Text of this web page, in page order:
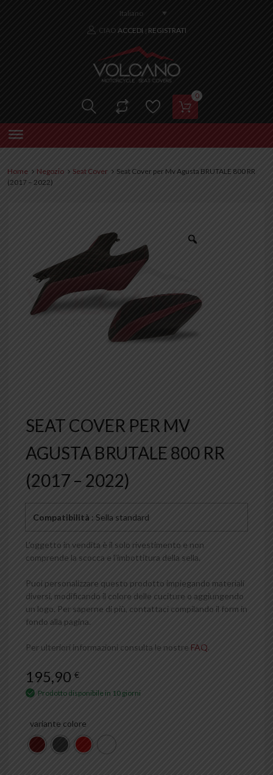
Italiano
CIAO ACCEDI | REGISTRATI
0
Home Negozio Seat Cover
Seat Cover per Mv Agusta BRUTALE 800 RR
(2017 – 2022)
SEAT COVER PER MV
AGUSTA BRUTALE 800 RR
(2017 – 2022)
Compatibilità : Sella standard
L’oggetto in vendita è il solo rivestimento e non
comprende la scocca e l’imbottitura della sella.
Puoi personalizzare questo prodotto impiegando materiali
diversi, modificando il colore delle cuciture o aggiungendo
un logo. Per saperne di più, contattaci compilando il form in
fondo alla pagina.
Per ulteriori informazioni consulta le nostre FAQ.
195,90 €
Prodotto disponibile in 10 giorni
variante colore